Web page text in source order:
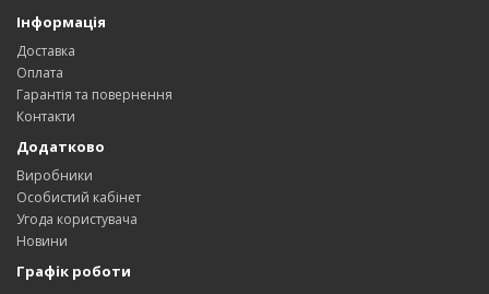
Інформація
Доставка
Оплата
Гарантія та повернення
Контакти
Додатково
Виробники
Особистий кабінет
Угода користувача
Новини
Графік роботи